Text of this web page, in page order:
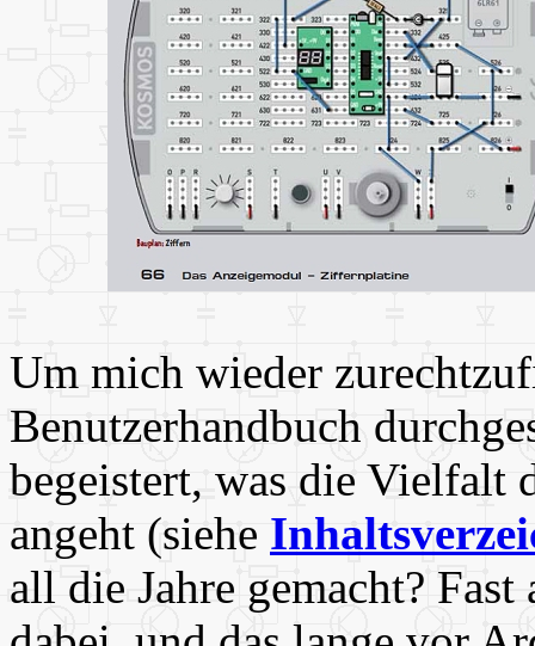
Um mich wieder
Benutzerhandbuch
begeistert, was die Vielfalt
angeht (siehe
all die Jahre gemacht?